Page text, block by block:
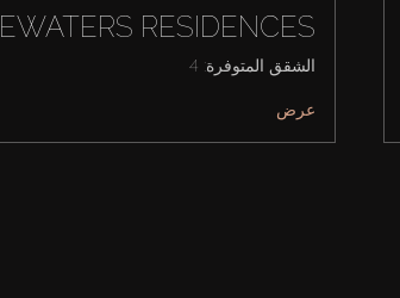
RESIDENCES
الشقق المتوفرة: 4
عرض